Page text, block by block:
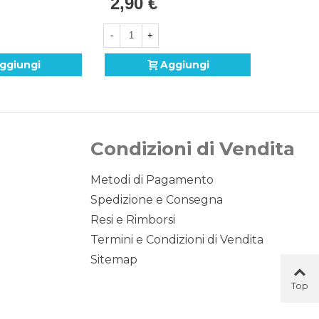
5pz.
18" (45cm) In Mylar, 1pz.
- +
Aggiungi
Condizioni di Vendita
Metodi di Pagamento
Spedizione e Consegna
Resi e Rimborsi
Termini e Condizioni di Vendita
Sitemap
Top